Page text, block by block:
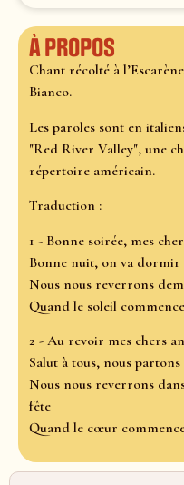
À propos
Chant récolté à
Bianco.
Les paroles sont en
"Red River Valley", une
répertoire américain.
Traduction :
1 - Bonne soirée, mes
Bonne nuit, on va dormir
Nous nous reverrons
Quand le soleil
2 - Au revoir mes chers
Salut à tous, nous
Nous nous reverrons
fête
Quand le cœur